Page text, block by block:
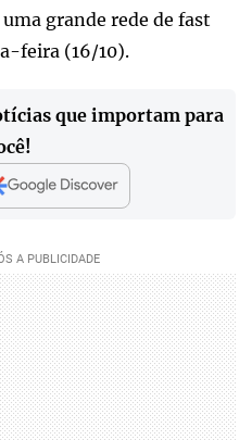
grande rede de fast
feira (16/10).
que importam para